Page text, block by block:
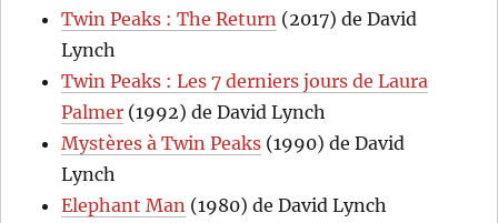
Twin Peaks : The Return (2017) de David
Lynch
Twin Peaks : Les 7 derniers jours de Laura
Palmer (1992) de David Lynch
Mystères à Twin Peaks (1990) de David
Lynch
Elephant Man (1980) de David Lynch